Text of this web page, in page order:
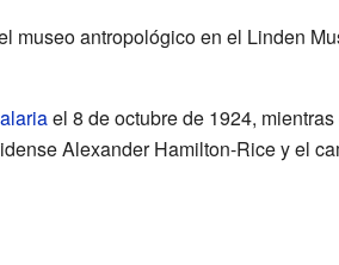
museo antropológico en el Linden
el 8 de octubre de 1924,
Alexander Hamilton-Rice y el